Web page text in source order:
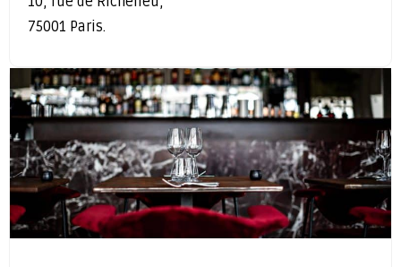
75001 Paris.